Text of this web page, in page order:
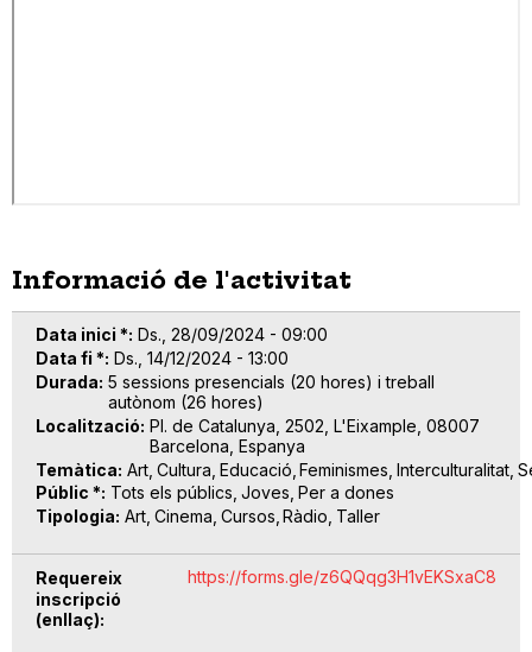
Informació de l'activitat
Data inici * Ds., 28/09/2024 - 09:00
Data fi * Ds., 14/12/2024 - 13:00
Durada 5 sessions presencials (20 hores) i treball
autònom (26 hores)
Localització Pl. de Catalunya, 2502, L'Eixample, 08007
Barcelona, Espanya
Temàtica Art Cultura Educació Feminismes Interculturalitat
Públic * Tots els públics Joves Per a dones
Tipologia Art Cinema Cursos Ràdio Taller
Requereix
inscripció
(enllaç)
https://forms.gle/z6QQqg3H1vEKSxaC8